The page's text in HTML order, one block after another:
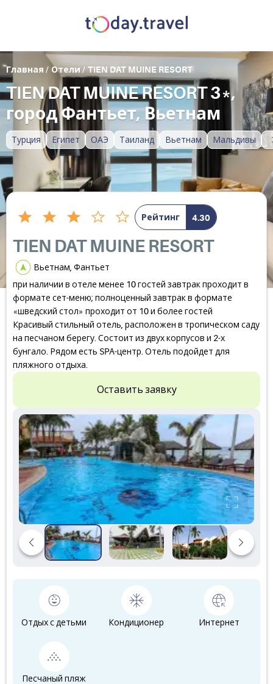
Турция Египет ОАЭ Таиланд Вьетнам Мальдивы
Главная / Отели/ TIEN DAT MUINE RESORT
TIEN DAT MUINE RESORT 3*,
город Фантьет, Вьетнам
Рейтинг 4.30
TIEN DAT MUINE RESORT
Вьетнам, Фантьет
при наличии в отеле менее 10 гостей завтрак проходит в
формате сет-меню; полноценный завтрак в формате
«шведский стол» проходит от 10 и более гостей
Красивый стильный отель, расположен в тропическом саду
на песчаном берегу. Состоит из двух корпусов и 2-х
бунгало. Рядом есть SPA-центр. Отель подойдет для
пляжного отдыха.
Оставить заявку
Отдых с детьми Кондиционер Интернет
Песчаный пляж